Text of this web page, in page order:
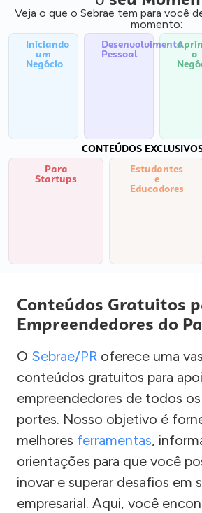
Veja o que o Sebrae tem para você
momento:
Iniciando
um
Negócio
Desenvolvimento
Pessoal o
CONTEÚDOS
Para
Startups
Estudantes
e
Educadores
Conteúdos Gratuitos
Empreendedores do
O Sebrae/PR oferece uma
conteúdos gratuitos para
empreendedores de todos
portes. Nosso objetivo é
melhores ferramentas,
orientações para que você
inovar e superar desafios em
empresarial. Aqui, você